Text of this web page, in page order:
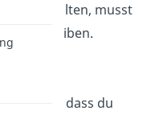
zu halten, musst
bleiben.
Leben so, dass du